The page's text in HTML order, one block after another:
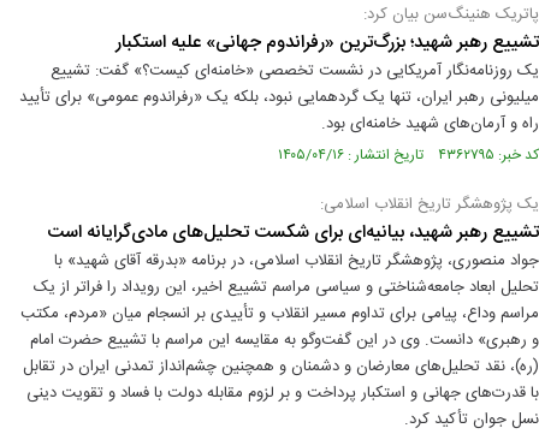
پاتریک هنینگ‌سن بیان کرد:
تشییع رهبر شهید؛ بزرگ‌ترین «رفراندوم جهانی» علیه استکبار
یک روزنامه‌نگار آمریکایی در نشست تخصصی «خامنه‌ای کیست؟» گفت: تشییع
میلیونی رهبر ایران، تنها یک گردهمایی نبود، بلکه یک «رفراندوم عمومی» برای تأیید
راه و آرمان‌های شهید خامنه‌ای بود.
کد خبر: ۴۳۶۲۷۹۵ تاریخ انتشار : ۱۴۰۵/۰۴/۱۶
یک پژوهشگر تاریخ انقلاب اسلامی:
تشییع رهبر شهید، بیانیه‌ای برای شکست تحلیل‌های مادی‌گرایانه است
جواد منصوری، پژوهشگر تاریخ انقلاب اسلامی، در برنامه «بدرقه آقای شهید» با
تحلیل ابعاد جامعه‌شناختی و سیاسی مراسم تشییع اخیر، این رویداد را فراتر از یک
مراسم وداع، پیامی برای تداوم مسیر انقلاب و تأییدی بر انسجام میان «مردم، مکتب
و رهبری» دانست. وی در این گفت‌وگو به مقایسه این مراسم با تشییع حضرت امام
(ره)، نقد تحلیل‌های معارضان و دشمنان و همچنین چشم‌انداز تمدنی ایران در تقابل
با قدرت‌های جهانی و استکبار پرداخت و بر لزوم مقابله دولت با فساد و تقویت دینی
نسل جوان تأکید کرد.